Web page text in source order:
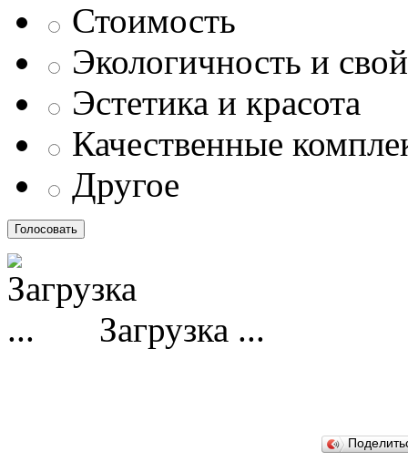
Стоимость
Экологичность и
Эстетика и красота
Качественные
Другое
Загрузка ...